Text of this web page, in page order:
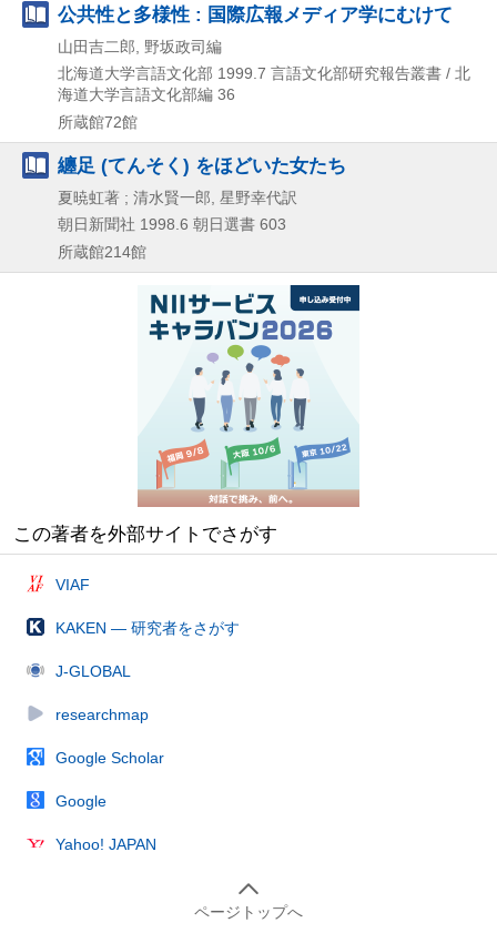
公共性と多様性 : 国際広報メディア学にむけて
山田吉二郎, 野坂政司編
北海道大学言語文化部 1999.7 言語文化部研究報告叢書 / 北
海道大学言語文化部編 36
所蔵館72館
纏足 (てんそく) をほどいた女たち
夏暁虹著 ; 清水賢一郎, 星野幸代訳
朝日新聞社 1998.6 朝日選書 603
所蔵館214館
この著者を外部サイトでさがす
VIAF
KAKEN — 研究者をさがす
J-GLOBAL
researchmap
Google Scholar
Google
Yahoo! JAPAN
ページトップへ